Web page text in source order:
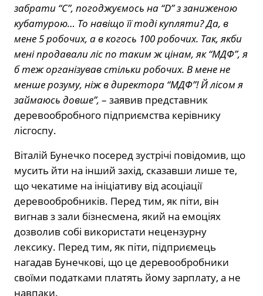
забрати “С”, погоджуємось на “D” з заниженою
кубатурою… То навіщо її тоді купляти? Да, в
мене 5 робочих, а в когось 100 робочих. Так, якби
мені продавали ліс по таким ж цінам, як “МДФ”, я
б теж організував стільки робочих. В мене не
менше розуму, ніж в директора “МДФ”!Й лісом я
займаюсь довше”, – заявив представник
деревообробного підприємства керівнику
лісгоспу.
Віталій Бунечко посеред зустрічі повідомив, що
мусить йти на інший захід, сказавши лише те,
що чекатиме на ініціативу від асоціації
деревообробників. Перед тим, як піти, він
вигнав з зали бізнесмена, який на емоціях
дозволив собі використати нецензурну
лексику. Перед тим, як піти, підприємець
нагадав Бунечкові, що це деревообробники
своїми податками платять йому зарплату, а не
навпаки.